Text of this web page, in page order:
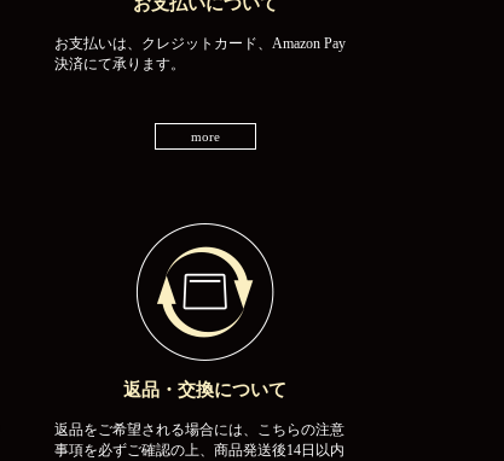
お支払いについて
お支払いは、クレジットカード、Amazon Pay
決済にて承ります。
more
返品・交換について
返品をご希望される場合には、こちらの注意
事項を必ずご確認の上、商品発送後14日以内